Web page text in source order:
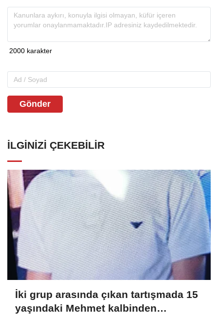
Gönder
İLGINIZI ÇEKEBILIR
İki grup arasında çıkan tartışmada 15
yaşındaki Mehmet kalbinden